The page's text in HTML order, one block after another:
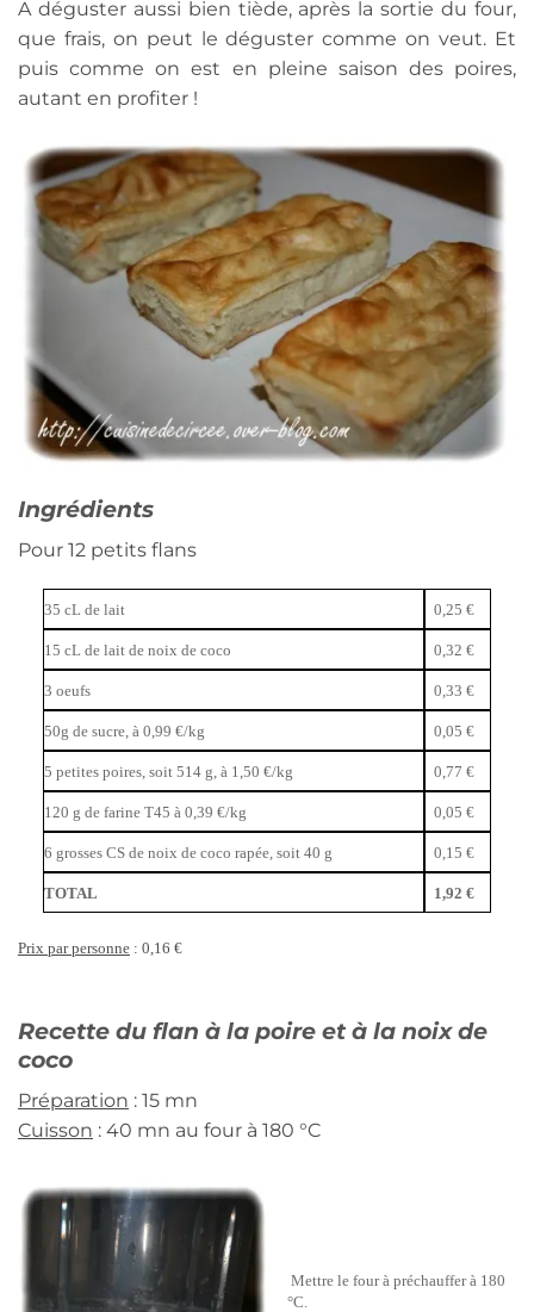
A déguster aussi bien tiède, après la sortie du four,
que frais, on peut le déguster comme on veut. Et
puis comme on est en pleine saison des poires,
autant en profiter !
Ingrédients
Pour 12 petits flans
35 cL de lait 0,25 €
15 cL de lait de noix de coco 0,32 €
3 oeufs 0,33 €
50g de sucre, à 0,99 €/kg 0,05 €
5 petites poires, soit 514 g, à 1,50 €/kg 0,77 €
120 g de farine T45 à 0,39 €/kg 0,05 €
6 grosses CS de noix de coco rapée, soit 40 g 0,15 €
TOTAL 1,92 €
Prix par personne : 0,16 €
Recette du flan à la poire et à la noix de
coco
Préparation : 15 mn
Cuisson : 40 mn au four à 180 °C
Mettre le four à préchauffer à 180
°C.